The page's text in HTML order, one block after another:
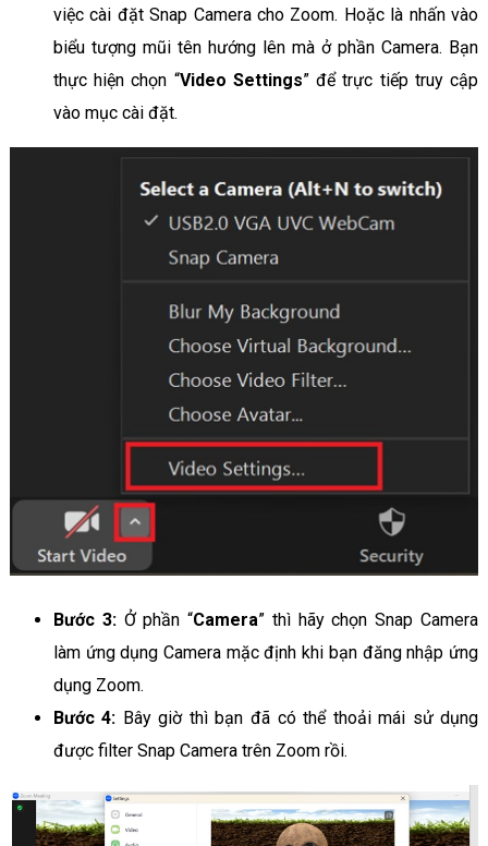
việc cài đặt Snap Camera cho Zoom. Hoặc là nhấn vào
biểu tượng mũi tên hướng lên mà ở phần Camera. Bạn
thực hiện chọn “Video Settings” để trực tiếp truy cập
vào mục cài đặt.
Bước 3: Ở phần “Camera” thì hãy chọn Snap Camera
làm ứng dụng Camera mặc định khi bạn đăng nhập ứng
dụng Zoom.
Bước 4: Bây giờ thì bạn đã có thể thoải mái sử dụng
được filter Snap Camera trên Zoom rồi.